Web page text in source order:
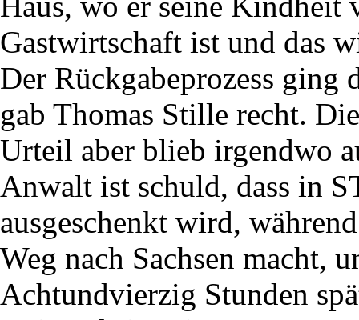
Gastwirtschaft ist und das
Der Rückgabeprozess ging
gab Thomas Stille recht.
Urteil aber blieb irgendwo
Anwalt ist schuld, dass in
ausgeschenkt wird,
Weg nach Sachsen macht,
Achtundvierzig Stunden